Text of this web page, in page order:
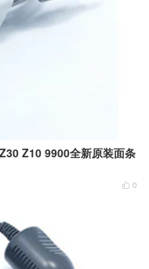
Z10 9900全新原装面条
 0